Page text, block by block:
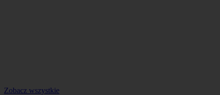
Zobacz wszystkie